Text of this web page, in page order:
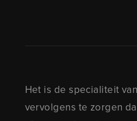
Het is de specialiteit
vervolgens te zorgen